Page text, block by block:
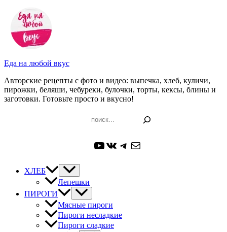
Перейти
содержимому
Еда на любой вкус
Авторские рецепты с фото и видео: выпечка, хлеб, куличи,
пирожки, беляши, чебуреки, булочки, торты, кексы, блины и
заготовки. Готовьте просто и вкусно!
YouTube
ВКонтакте
Telegram
Почта
ХЛЕБ
Лепешки
ПИРОГИ
Мясные пироги
Пироги несладкие
Пироги сладкие